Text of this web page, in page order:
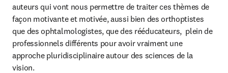
auteurs qui vont nous permettre de traiter ces thèmes de
façon motivante et motivée, aussi bien des orthoptistes
que des ophtalmologistes, que des rééducateurs,  plein de
professionnels différents pour avoir vraiment une
approche pluridisciplinaire autour des sciences de la
vision.